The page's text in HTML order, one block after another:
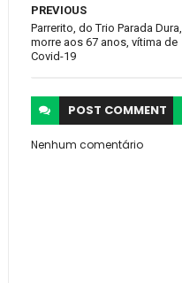
PREVIOUS
Parrerito, do Trio Parada Dura,
morre aos 67 anos, vítima de
Covid-19
POST COMMENT
Nenhum comentário